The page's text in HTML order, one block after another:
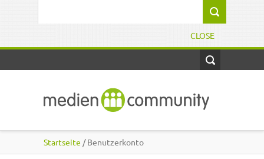
CLOSE
Startseite / Benutzerkonto